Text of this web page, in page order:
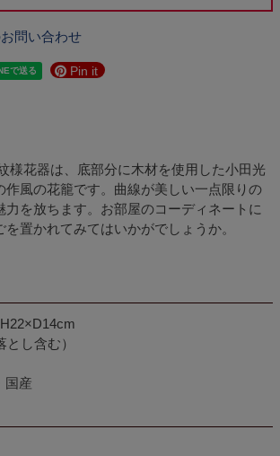
問い合わせ
Pin it
様花器は、底部分に木材を使用した小田光
作風の花籠です。曲線が美しい一点限りの
力を放ちます。お部屋のコーディネートに
置かれてみてはいかがでしょうか。
し含む）
国産